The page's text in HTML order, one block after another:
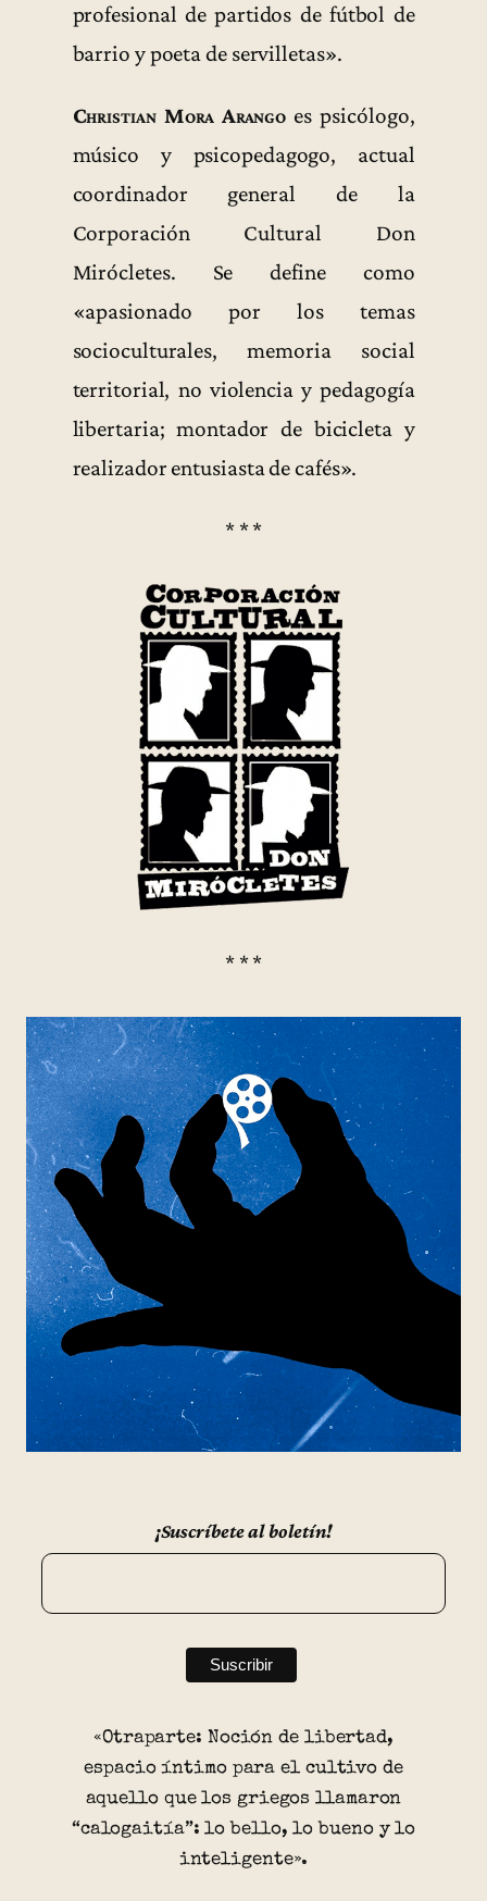
profesional de partidos de fútbol de
barrio y poeta de servilletas».
Christian Mora Arango es psicólogo,
músico y psicopedagogo, actual
coordinador general de la
Corporación Cultural Don
Mirócletes. Se define como
«apasionado por los temas
socioculturales, memoria social
territorial, no violencia y pedagogía
libertaria; montador de bicicleta y
realizador entusiasta de cafés».
* * *
* * *
¡Suscríbete al boletín!
«Otraparte: Noción de libertad,
espacio íntimo para el cultivo de
aquello que los griegos llamaron
“calogaitía”: lo bello, lo bueno y lo
inteligente».